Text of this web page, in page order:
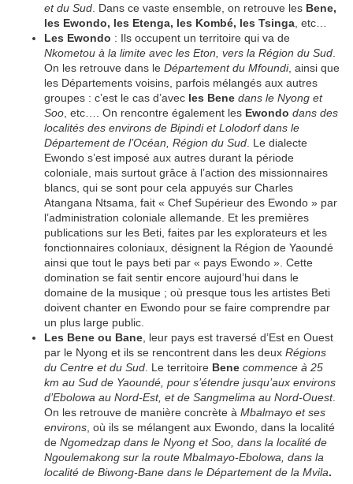
et du Sud . Dans ce vaste ensemble, on retrouve les Bene,
les Ewondo, les Etenga, les Kombé, les Tsinga , etc…
Les Ewondo : Ils occupent un territoire qui va de
Nkometou à la limite avec les Eton, vers la Région du Sud
On les retrouve dans le Département du Mfoundi, ainsi que
les Départements voisins, parfois mélangés aux autres
groupes : c’est le cas d’avec les Bene dans le Nyong et
Soo , etc…. On rencontre également les Ewondo dans des
localités des environs de Bipindi et Lolodorf dans le
Département de l’Océan, Région du Sud . Le dialecte
Ewondo s’est imposé aux autres durant la période
coloniale, mais surtout grâce à l’action des missionnaires
blancs, qui se sont pour cela appuyés sur Charles
Atangana Ntsama, fait « Chef Supérieur des Ewondo » par
l’administration coloniale allemande. Et les premières
publications sur les Beti, faites par les explorateurs et les
fonctionnaires coloniaux, désignent la Région de Yaoundé
ainsi que tout le pays beti par « pays Ewondo ». Cette
domination se fait sentir encore aujourd’hui dans le
domaine de la musique ; où presque tous les artistes Beti
doivent chanter en Ewondo pour se faire comprendre par
un plus large public.
Les Bene ou Bane , leur pays est traversé d’Est en Ouest
par le Nyong et ils se rencontrent dans les deux Régions
du Centre et du Sud . Le territoire Bene commence à 25
km au Sud de Yaoundé, pour s’étendre jusqu’aux environs
d’Ebolowa au Nord-Est, et de Sangmelima au Nord-Ouest.
On les retrouve de manière concrète à Mbalmayo et ses
environs , où ils se mélangent aux Ewondo, dans la localité
de Ngomedzap dans le Nyong et Soo, dans la localité de
Ngoulemakong sur la route Mbalmayo-Ebolowa, dans la
localité de Biwong-Bane dans le Département de la Mvila.